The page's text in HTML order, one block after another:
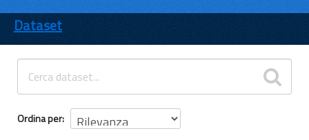
ENTI
TEMI
INFORMAZIONI
Dataset
Ordina per